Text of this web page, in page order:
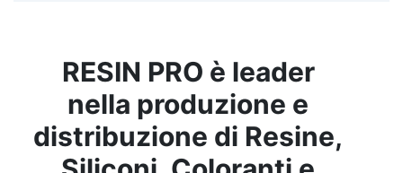
RESIN PRO è leader
nella produzione e
distribuzione di Resine,